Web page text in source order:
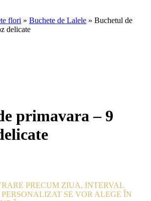
flori » Buchete de Lalele » Buchetul de
delicate
primavara – 9
PRECUM ZIUA, INTERVAL
SE VOR ALEGE ÎN